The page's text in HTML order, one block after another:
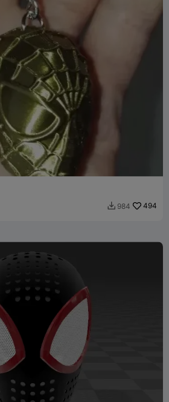
 984 494